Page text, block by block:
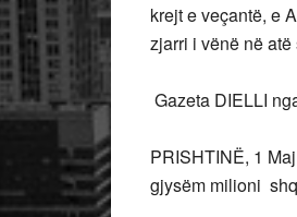
krejt e veçantë, e
zjarri i vënë në
Gazeta DIELLI
PRISHTINË, 1
gjysëm milioni